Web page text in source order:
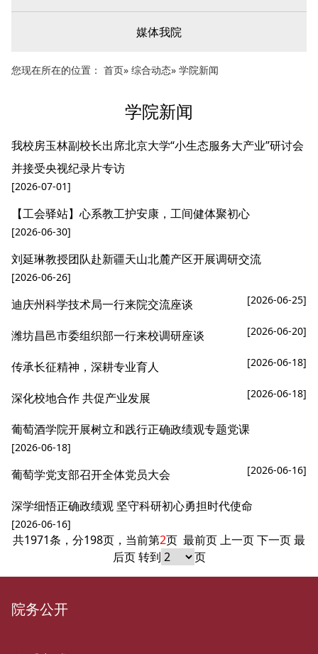
媒体我院
您现在所在的位置： 首页» 综合动态» 学院新闻
学院新闻
我校房玉林副校长出席北京大学“小生态服务大产业”研讨会
并接受央视纪录片专访
[2026-07-01]
【工会驿站】心系教工护安康，工间健体聚初心
[2026-06-30]
刘延琳教授团队赴新疆天山北麓产区开展调研交流
[2026-06-26]
迪庆州科学技术局一行来院交流座谈 [2026-06-25]
潍坊昌邑市委组织部一行来校调研座谈 [2026-06-20]
传承长征精神，深耕专业育人 [2026-06-18]
深化校地合作 共促产业发展 [2026-06-18]
葡萄酒学院开展树立和践行正确政绩观专题党课
[2026-06-18]
葡萄学党支部召开全体党员大会 [2026-06-16]
深学细悟正确政绩观 坚守科研初心勇担时代使命
[2026-06-16]
共1971条，分198页，当前第2页 最前页上一页下一页最
后页转到 页
院务公开